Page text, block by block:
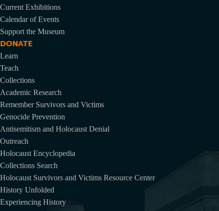
Current Exhibitions
Calendar of Events
Support the Museum
DONATE
Learn
Teach
Collections
Academic Research
Remember Survivors and Victims
Genocide Prevention
Antisemitism and Holocaust Denial
Outreach
Holocaust Encyclopedia
Collections Search
Holocaust Survivors and Victims Resource Center
History Unfolded
Experiencing History